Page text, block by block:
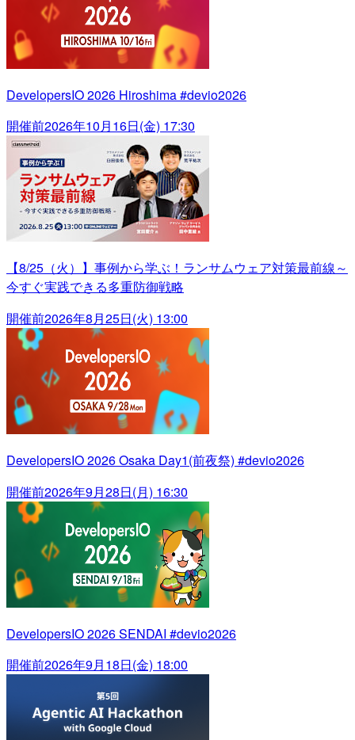
DevelopersIO 2026 Hiroshima #devio2026
開催前2026年10月16日(金) 17:30
【8/25（火）】事例から学ぶ！ランサムウェア対策最前線～
今すぐ実践できる多重防御戦略
開催前2026年8月25日(火) 13:00
DevelopersIO 2026 Osaka Day1(前夜祭) #devio2026
開催前2026年9月28日(月) 16:30
DevelopersIO 2026 SENDAI #devio2026
開催前2026年9月18日(金) 18:00